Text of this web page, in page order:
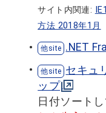
サイト内関連:
方法 2018年1月
.NET
セキュ
ップ
日付ソート